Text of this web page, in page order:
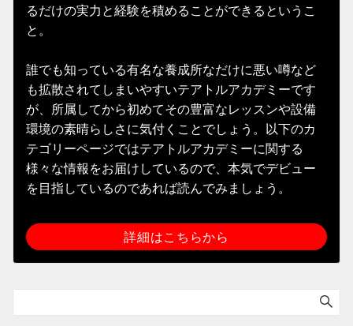
るだけの実力と経験を積めることができるというこ
と。
誰でも知っている有名な養成所なだけに悪い噂など
も拡散されてしまいやすいテアトルアカデミーです
が、所属してから初めてその豊富なレッスンや設備
環境の素晴らしさに気付くことでしょう。以下のカ
テゴリーページではテアトルアカデミーに関する
様々な情報をお届けしているので、本気でデビュー
を目指しているのであれば読んでみましょう。
詳細はこちらから